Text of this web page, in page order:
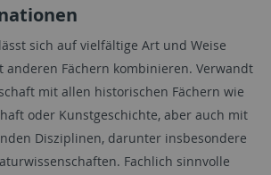
sich auf vielfältige Art und Weise
Fächern kombinieren. Verwandt
mit allen historischen Fächern wie
oder Kunstgeschichte, aber auch mit
Disziplinen, darunter insbesondere
Fachlich sinnvolle